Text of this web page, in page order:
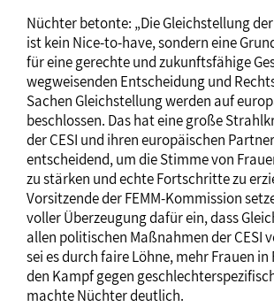
Nüchter betonte: „Die Gleichstellung
ist kein Nice-to-have, sondern eine
für eine gerechte und zukunftsfähige
wegweisenden Entscheidung und
Sachen Gleichstellung werden auf
beschlossen. Das hat eine große
der CESI und ihren europäischen
entscheidend, um die Stimme von
zu stärken und echte Fortschritte zu
Vorsitzende der FEMM-Kommission
voller Überzeugung dafür ein, dass
allen politischen Maßnahmen der CESI
sei es durch faire Löhne, mehr Frauen
den Kampf gegen
machte Nüchter deutlich.